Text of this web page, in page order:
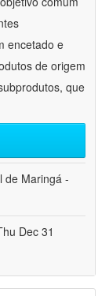
encetado e
de origem
que
de Maringá -
Dec 31